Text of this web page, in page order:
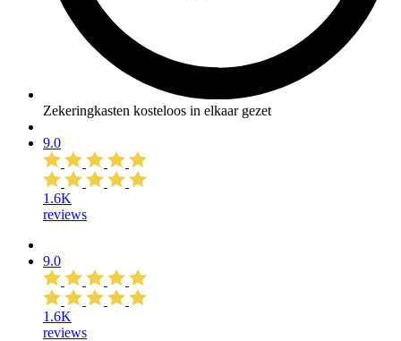
Zekeringkasten kosteloos in elkaar gezet
9.0
1.6K
reviews
9.0
1.6K
reviews